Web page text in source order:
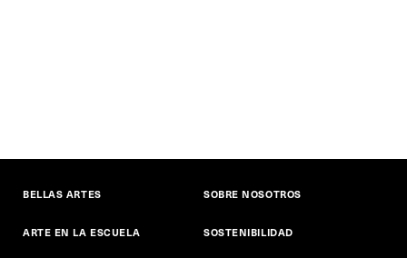
BELLAS ARTES
ARTE EN LA ESCUELA
SOBRE NOSOTROS
SOSTENIBILIDAD